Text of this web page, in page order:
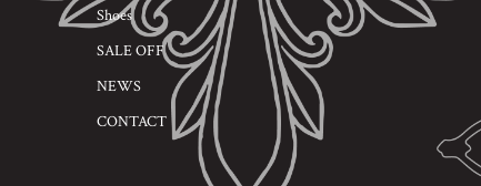
Shoes
SALE OFF
NEWS
CONTACT